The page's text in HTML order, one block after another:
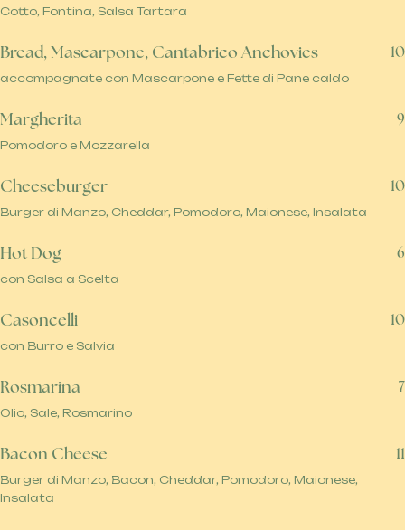
Cotto, Fontina, Salsa Tartara
Bread, Mascarpone, Cantabrico Anchovies 10
accompagnate con Mascarpone e Fette di Pane caldo
Margherita 9
Pomodoro e Mozzarella
Cheeseburger 10
Burger di Manzo, Cheddar, Pomodoro, Maionese, Insalata
Hot Dog 6
con Salsa a Scelta
Casoncelli 10
con Burro e Salvia
Rosmarina 7
Olio, Sale, Rosmarino
Bacon Cheese 11
Burger di Manzo, Bacon, Cheddar, Pomodoro, Maionese,
Insalata